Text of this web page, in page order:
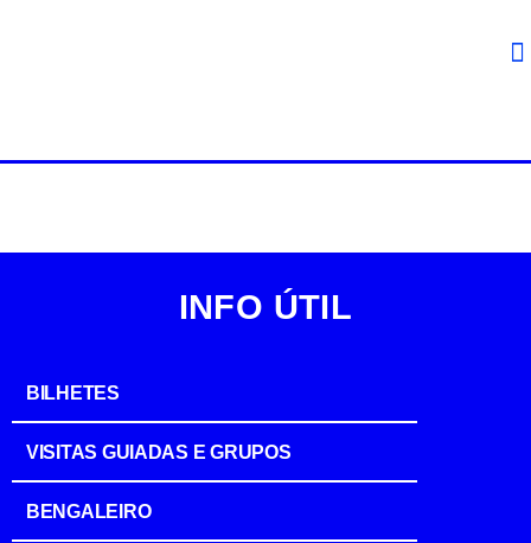
INFO ÚTIL
BILHETES
VISITAS GUIADAS E GRUPOS
BENGALEIRO